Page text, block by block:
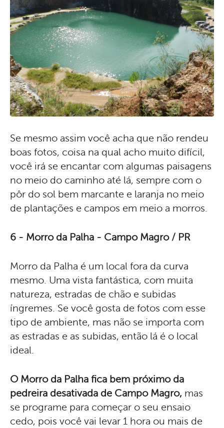
Se mesmo assim você acha que não rendeu
boas fotos, coisa na qual acho muito difícil,
você irá se encantar com algumas paisagens
no meio do caminho até lá, sempre com o
pôr do sol bem marcante e laranja no meio
de plantações e campos em meio a morros.
6 - Morro da Palha - Campo Magro / PR
Morro da Palha é um local fora da curva
mesmo. Uma vista fantástica, com muita
natureza, estradas de chão e subidas
íngremes. Se você gosta de fotos com esse
tipo de ambiente, mas não se importa com
as estradas e as subidas, então lá é o local
ideal.
O Morro da Palha fica bem próximo da
pedreira desativada de Campo Magro, mas
se programe para começar o seu ensaio
cedo, pois você vai levar 1 hora ou mais de